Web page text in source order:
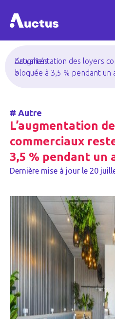
Actualités
>
L’augmentation des loyers
bloquée à 3,5 % pendant un
# Autre
L’augmentation
commerciaux
3,5 % pendant un
Dernière mise à jour le 20